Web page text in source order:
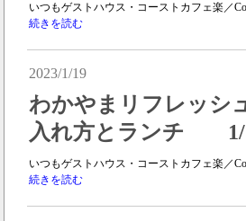
いつもゲストハウス・コーストカフェ楽／
続きを読む
2023/1/19
わかやまリフレッシ
入れ方とランチ 1/
いつもゲストハウス・コーストカフェ楽／
続きを読む